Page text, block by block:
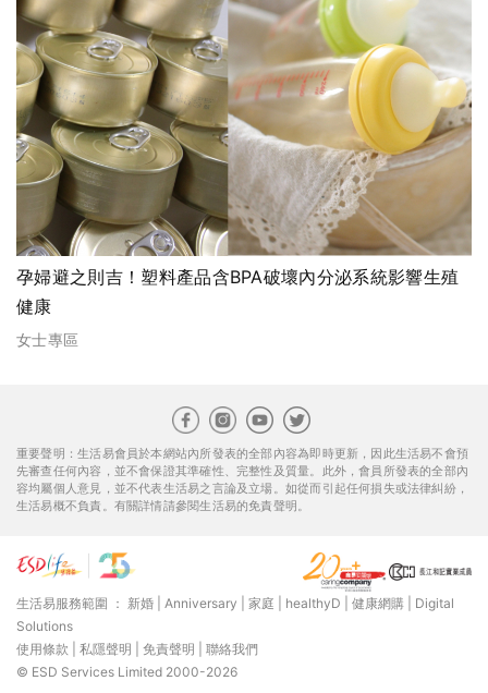
孕婦避之則吉！塑料產品含BPA破壞內分泌系統影響生殖
健康
女士專區
重要聲明：生活易會員於本網站內所發表的全部內容為即時更新，因此生活易不會預
先審查任何內容，並不會保證其準確性、完整性及質量。此外，會員所發表的全部內
容均屬個人意見，並不代表生活易之言論及立場。如從而引起任何損失或法律糾紛，
生活易概不負責。有關詳情請參閱生活易的免責聲明。
生活易服務範圍 ： 新婚 Anniversary 家庭 healthyD 健康網購
Digital
Solutions
使用條款
私隱聲明 免責聲明
聯絡我們
© ESD Services Limited 2000-2026